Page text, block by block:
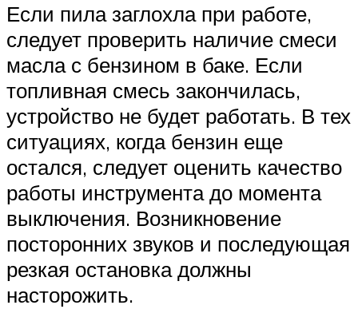
Если пила заглохла при работе,
следует проверить наличие смеси
масла с бензином в баке. Если
топливная смесь закончилась,
устройство не будет работать. В тех
ситуациях, когда бензин еще
остался, следует оценить качество
работы инструмента до момента
выключения. Возникновение
посторонних звуков и последующая
резкая остановка должны
насторожить.